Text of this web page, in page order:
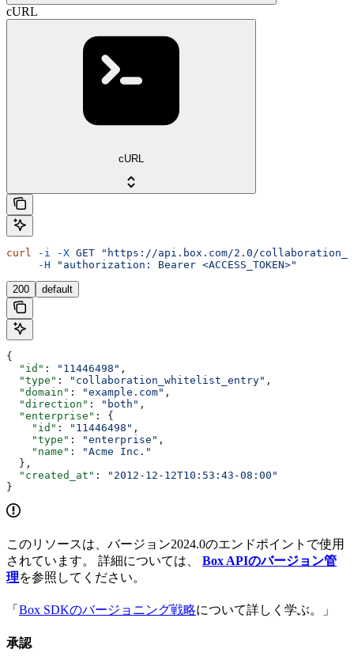
cURL
cURL
curl -i -X GET "https://api.box.com/2.0/
     -H
"authorization: Bearer <ACCESS_TOKEN>"
200 default
{
  "id"
: "11446498" ,
  "type"
: "collaboration_whitelist_entry" ,
  "domain"
: "example.com" ,
  "direction"
: "both" ,
  "enterprise"
: {
    "id"
: "11446498" ,
    "type"
: "enterprise" ,
    "name"
:
"Acme Inc."
  },
  "created_at"
:
"2012-12-12T10:53:43-08:00"
}
このリソースは、バージョン2024.0のエンドポイントで使用
されています。 詳細については、 Box APIのバージョン管
理を参照してください。
「 Box SDKのバージョニング戦略について詳しく学ぶ。」
承認